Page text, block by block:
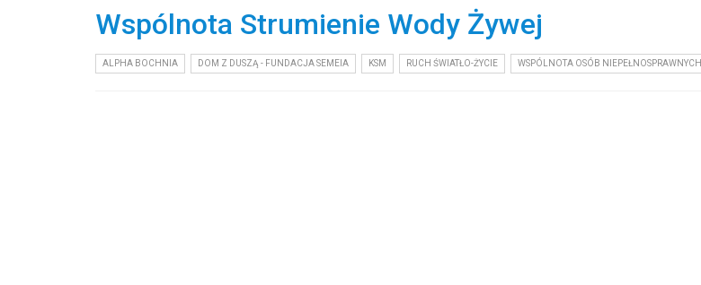
Wspólnota Strumienie Wody Żywej
ALPHA BOCHNIA DOM Z DUSZĄ - FUNDACJA SEMEIA KSM RUCH ŚWIATŁO-ŻYCIE WSPÓLNOTA OSÓB NIEPEŁNOSPRAWNYCH